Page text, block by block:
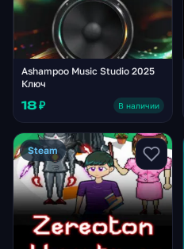
Ashampoo Music Studio 2025
Ключ
18 ₽ В наличии
Steam